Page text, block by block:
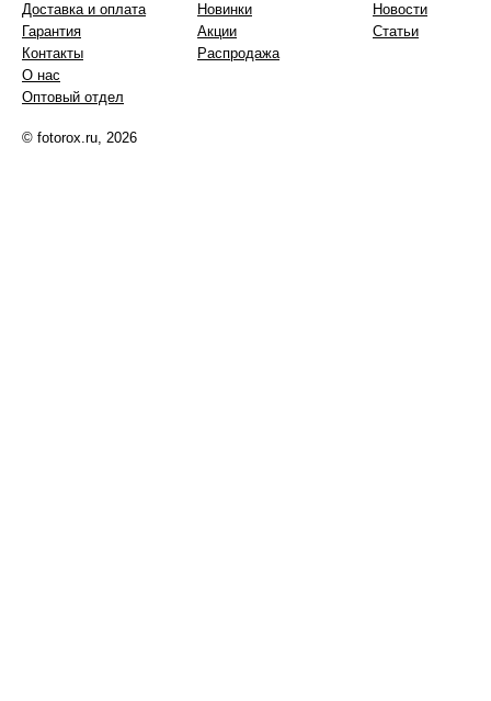
Доставка и оплата
Гарантия
Контакты
О нас
Оптовый отдел
Новинки
Акции
Распродажа
Новости
Статьи
© fotorox.ru, 2026